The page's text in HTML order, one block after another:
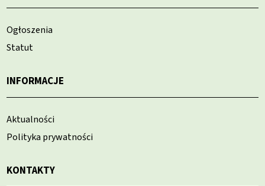
Ogłoszenia
Statut
INFORMACJE
Aktualności
Polityka prywatności
KONTAKTY